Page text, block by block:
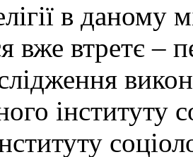
в даному
вже втретє –
інституту